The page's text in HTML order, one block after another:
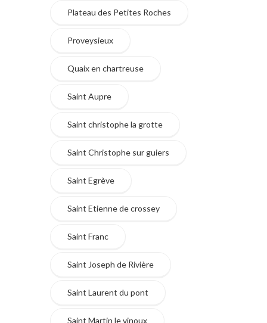
Plateau des Petites Roches
Proveysieux
Quaix en chartreuse
Saint Aupre
Saint christophe la grotte
Saint Christophe sur guiers
Saint Egrève
Saint Etienne de crossey
Saint Franc
Saint Joseph de Rivière
Saint Laurent du pont
Saint Martin le vinoux